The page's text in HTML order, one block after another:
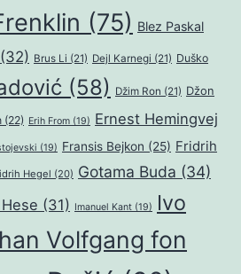
(75) Blez Paskal
(32) Brus Li (21) Dejl Karnegi (21) Duško
(58) Džim Ron (21) Džon
(22) Erih From (19) Ernest Hemingvej
(19) Fransis Bejkon (25) Fridrih
Hegel (20) Gotama Buda (34)
(31) Imanuel Kant (19)
Ivo
Volfgang fon